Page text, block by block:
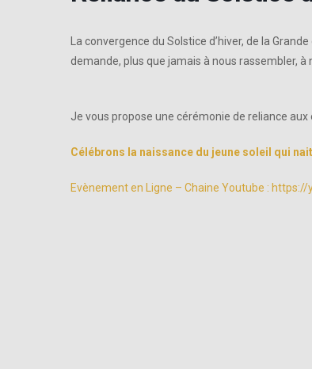
La convergence du Solstice d’hiver, de la
demande, plus que jamais à nous rassembler, à
Je vous propose une cérémonie de reliance
Célébrons la naissance du jeune soleil qui
Evènement en Ligne – Chaine Youtube : https://